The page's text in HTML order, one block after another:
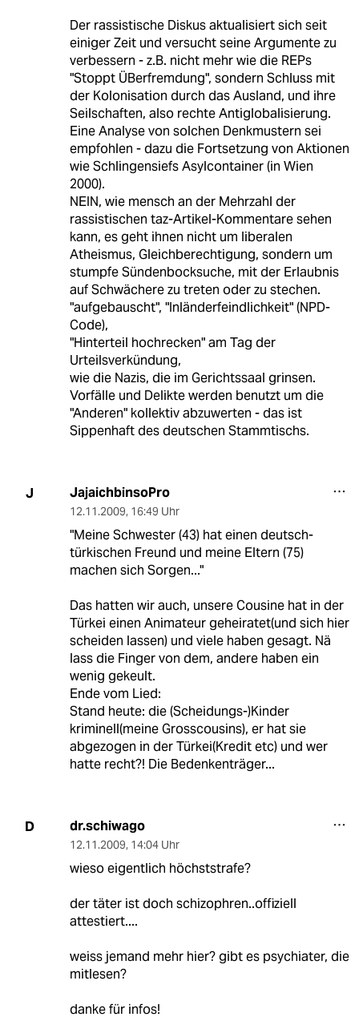
Der rassistische Diskus aktualisiert sich seit
einiger Zeit und versucht seine Argumente zu
verbessern - z.B. nicht mehr wie die REPs
"Stoppt ÜBerfremdung", sondern Schluss mit
der Kolonisation durch das Ausland, und ihre
Seilschaften, also rechte Antiglobalisierung.
Eine Analyse von solchen Denkmustern sei
empfohlen - dazu die Fortsetzung von Aktionen
wie Schlingensiefs Asylcontainer (in Wien
2000).
NEIN, wie mensch an der Mehrzahl der
rassistischen taz-Artikel-Kommentare sehen
kann, es geht ihnen nicht um liberalen
Atheismus, Gleichberechtigung, sondern um
stumpfe Sündenbocksuche, mit der Erlaubnis
auf Schwächere zu treten oder zu stechen.
"aufgebauscht", "Inländerfeindlichkeit" (NPD-
Code),
"Hinterteil hochrecken" am Tag der
Urteilsverkündung,
wie die Nazis, die im Gerichtssaal grinsen.
Vorfälle und Delikte werden benutzt um die
"Anderen" kollektiv abzuwerten - das ist
Sippenhaft des deutschen Stammtischs.
J JajaichbinsoPro
12.11.2009, 16:49 Uhr
"Meine Schwester (43) hat einen deutsch-
türkischen Freund und meine Eltern (75)
machen sich Sorgen..."
Das hatten wir auch, unsere Cousine hat in der
Türkei einen Animateur geheiratet(und sich hier
scheiden lassen) und viele haben gesagt. Nä
lass die Finger von dem, andere haben ein
wenig gekeult.
Ende vom Lied:
Stand heute: die (Scheidungs-)Kinder
kriminell(meine Grosscousins), er hat sie
abgezogen in der Türkei(Kredit etc) und wer
hatte recht?! Die Bedenkenträger...
D dr.schiwago
12.11.2009, 14:04 Uhr
wieso eigentlich höchststrafe?
der täter ist doch schizophren..offiziell
attestiert....
weiss jemand mehr hier? gibt es psychiater, die
mitlesen?
danke für infos!